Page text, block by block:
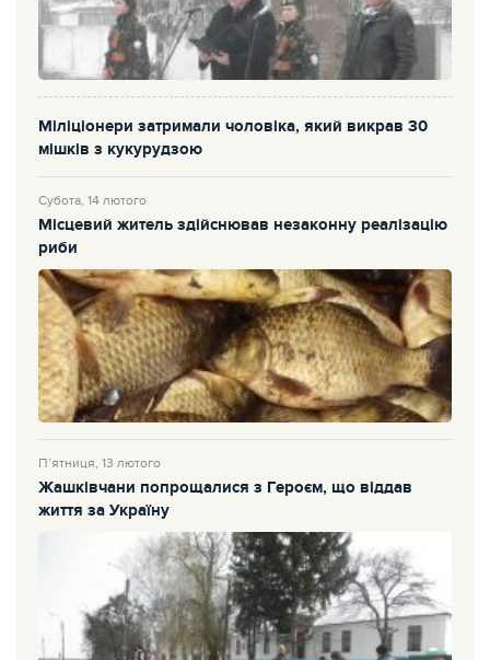
Міліціонери затримали чоловіка, який викрав 30
мішків з кукурудзою
Субота, 14 лютого
Місцевий житель здійснював незаконну реалізацію
риби
П’ятниця, 13 лютого
Жашківчани попрощалися з Героєм, що віддав
життя за Україну